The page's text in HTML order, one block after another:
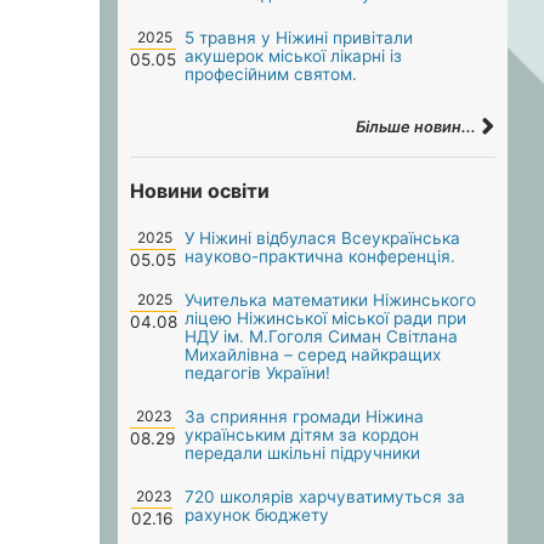
2025
05.05
5 травня у Ніжині привітали
акушерок міської лікарні із
професійним святом.
Більше новин...
Новини освіти
2025
05.05
У Ніжині відбулася Всеукраїнська
науково-практична конференція.
2025
04.08
Учителька математики Ніжинського
ліцею Ніжинської міської ради при
НДУ ім. М.Гоголя Симан Світлана
Михайлівна – серед найкращих
педагогів України!
2023
08.29
За сприяння громади Ніжина
українським дітям за кордон
передали шкільні підручники
2023
02.16
720 школярів харчуватимуться за
рахунок бюджету